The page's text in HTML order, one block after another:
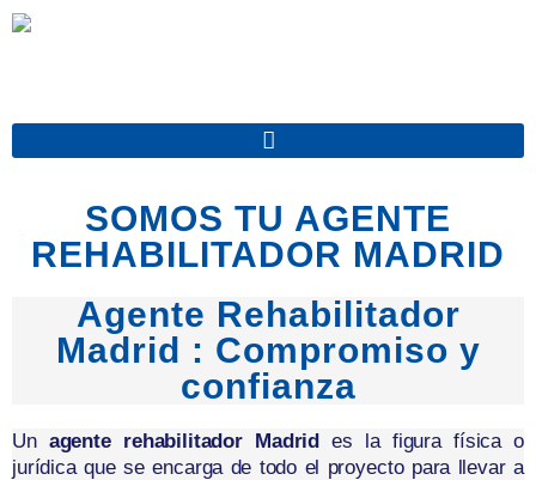
SOMOS TU AGENTE
REHABILITADOR MADRID
Agente Rehabilitador
Madrid : Compromiso y
confianza
Un agente rehabilitador Madrid es la figura física o
jurídica que se encarga de todo el proyecto para llevar a